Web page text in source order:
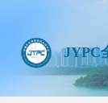
JYPC